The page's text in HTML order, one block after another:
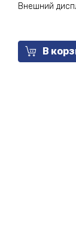
Внешний
В